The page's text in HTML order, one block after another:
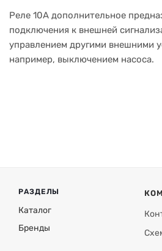
Реле 10А дополнительное
подключения к внешней
управлением другими внешними
например, выключением насоса.
РАЗДЕЛЫ
Каталог
Бренды